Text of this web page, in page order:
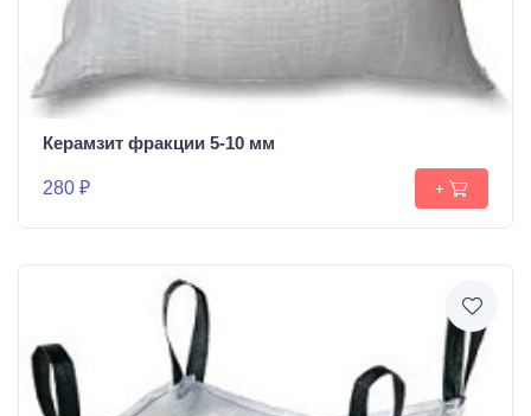
Керамзит фракции 5-10 мм
280 ₽ +